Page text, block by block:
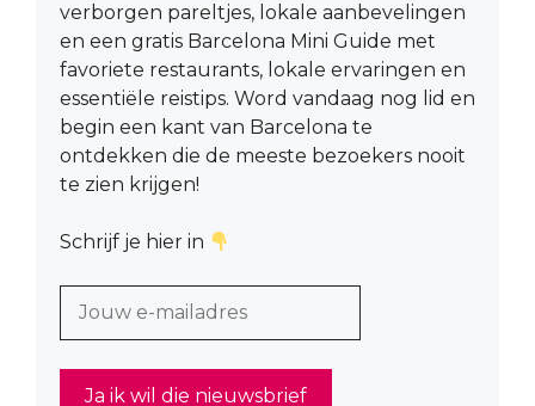
verborgen pareltjes, lokale aanbevelingen
en een gratis Barcelona Mini Guide met
favoriete restaurants, lokale ervaringen en
essentiële reistips. Word vandaag nog lid en
begin een kant van Barcelona te
ontdekken die de meeste bezoekers nooit
te zien krijgen!
Schrijf je hier in